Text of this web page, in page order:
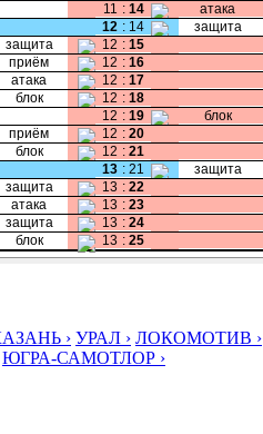
11 : 14 атака
12 : 14 защита
защита 12 : 15
приём 12 : 16
атака 12 : 17
блок 12 : 18
12 : 19 блок
приём 12 : 20
блок 12 : 21
13 : 21 защита
защита 13 : 22
атака 13 : 23
защита 13 : 24
блок 13 : 25
› УРАЛ › ЛОКОМОТИВ ›
ЮГРА-САМОТЛОР ›